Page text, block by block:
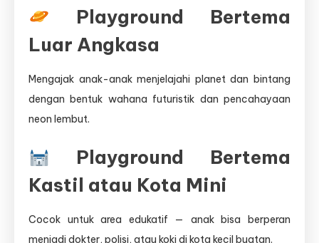
Playground Bertema
Luar Angkasa
Mengajak anak-anak menjelajahi planet dan bintang
dengan bentuk wahana futuristik dan pencahayaan
neon lembut.
Playground Bertema
Kastil atau Kota Mini
Cocok untuk area edukatif — anak bisa berperan
menjadi dokter, polisi, atau koki di kota kecil buatan.